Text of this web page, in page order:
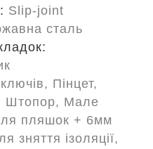
Slip-joint
сталь
Пінцет,
Штопор, Мале
пляшок + 6мм
зняття ізоляції,